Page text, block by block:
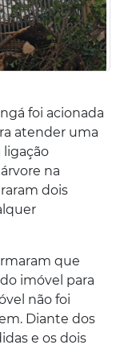
foi acionada
atender uma
ligação
na
dois
que
imóvel para
não foi
Diante dos
e os dois